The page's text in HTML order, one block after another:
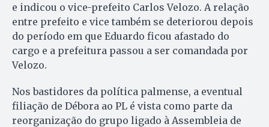
e indicou o vice-prefeito Carlos Velozo. A relação
entre prefeito e vice também se deteriorou depois
do período em que Eduardo ficou afastado do
cargo e a prefeitura passou a ser comandada por
Velozo.
Nos bastidores da política palmense, a eventual
filiação de Débora ao PL é vista como parte da
reorganização do grupo ligado à Assembleia de